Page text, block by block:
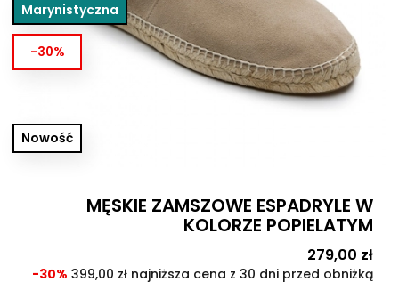
Marynistyczna
-30%
Nowość
MĘSKIE ZAMSZOWE ESPADRYLE W
KOLORZE POPIELATYM
Cena
279,00 zł
-30% 399,00 zł najniższa cena z 30 dni przed obniżką